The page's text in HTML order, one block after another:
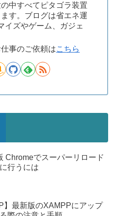
中すべてピタゴラ装置
す。ブログは省エネ運
イズやゲーム、ガジェ
事のご依頼はこちら
Chromeでスーパーリロード
行うには
】最新版のXAMPPにアップ